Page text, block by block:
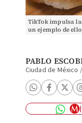
TikTok impulsa
un ejemplo de
PABLO
Ciudad de México /